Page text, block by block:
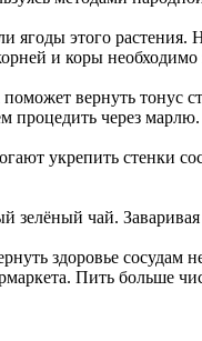
ягоды этого
и коры
вернуть тонус
процедить через
укрепить стенки
чай.
здоровье
Пить больше